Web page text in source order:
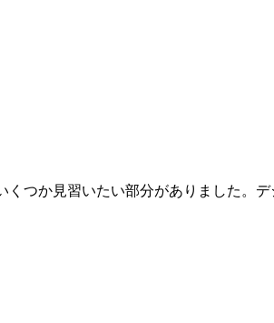
つか見習いたい部分がありました。